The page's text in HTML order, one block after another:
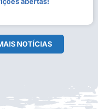
NOTÍCIAS